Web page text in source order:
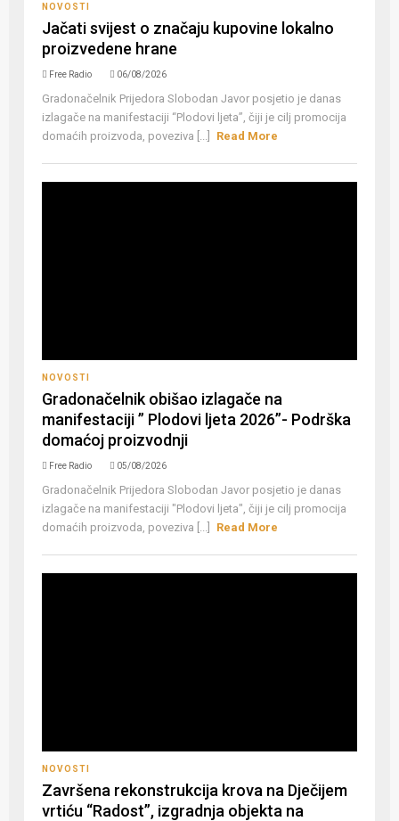
NOVOSTI
Jačati svijest o značaju kupovine lokalno
proizvedene hrane
Free Radio 06/08/2026
Gradonačelnik Prijedora Slobodan Javor posjetio je danas
izlagače na manifestaciji “Plodovi ljeta”, čiji je cilj promocija
domaćih proizvoda, poveziva [...]
Read More
NOVOSTI
Gradonačelnik obišao izlagače na
manifestaciji ” Plodovi ljeta 2026”- Podrška
domaćoj proizvodnji
Free Radio 05/08/2026
Gradonačelnik Prijedora Slobodan Javor posjetio je danas
izlagače na manifestaciji "Plodovi ljeta", čiji je cilj promocija
domaćih proizvoda, poveziva [...]
Read More
NOVOSTI
Završena rekonstrukcija krova na Dječijem
vrtiću “Radost”, izgradnja objekta na